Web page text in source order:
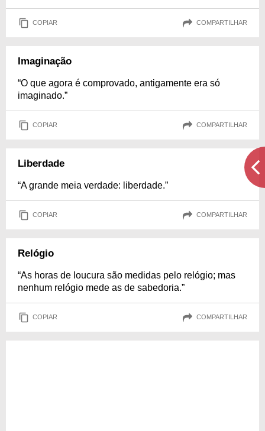
COPIAR COMPARTILHAR
Imaginação
“O que agora é comprovado, antigamente era só
imaginado.”
COPIAR COMPARTILHAR
Liberdade
“A grande meia verdade: liberdade.”
COPIAR COMPARTILHAR
Relógio
“As horas de loucura são medidas pelo relógio; mas
nenhum relógio mede as de sabedoria.”
COPIAR COMPARTILHAR